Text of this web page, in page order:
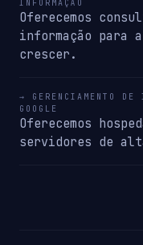
INFORMAÇÃO
Oferecemos
informação para
crescer.
→ GERENCIAMENTO DE
GOOGLE
Oferecemos
servidores de